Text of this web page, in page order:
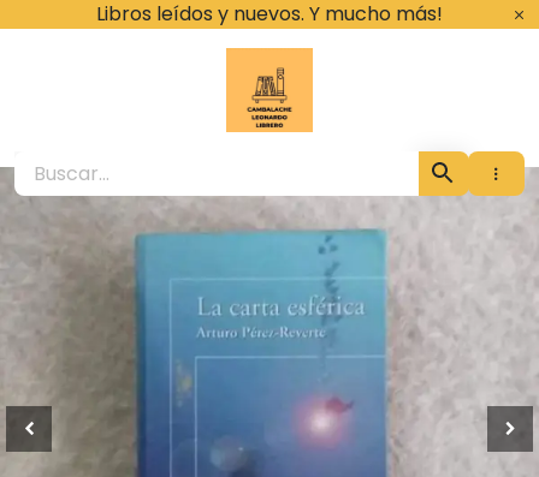
Libros leídos y nuevos. Y mucho más!
Cambalache